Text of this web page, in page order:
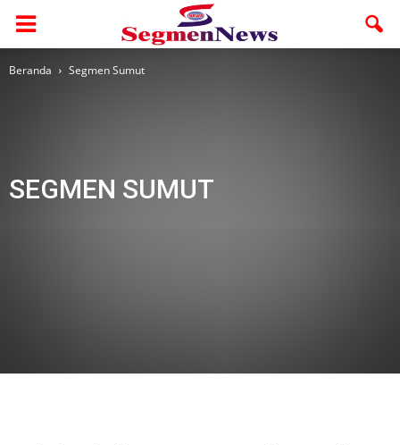
Beranda Segmen Sumut
SEGMEN SUMUT